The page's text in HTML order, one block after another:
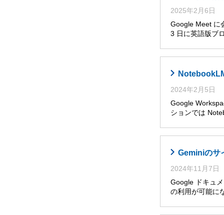
2025年2月6日
Google Meet に
3 日に英語版ブ
2024年2月5日
Google
ションでは
Geminiのサ
2024年11月7日
Google ドキュ
の利用が可能に